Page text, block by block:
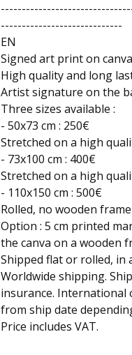
-----------------------------
EN
Signed art print on canva
High quality and long
Artist signature on the
Three sizes available :
- 50x73 cm : 250€
Stretched on a high
- 73x100 cm : 400€
Stretched on a high
- 110x150 cm : 500€
Rolled, no wooden frame
Option : 5 cm printed
the canva on a wooden
Shipped flat or rolled, in
Worldwide shipping.
insurance. International
from ship date
Price includes VAT.